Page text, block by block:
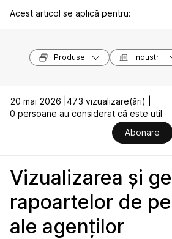
Acest articol se aplică pentru:
Produse Industrii
20 mai 2026 | 473 vizualizare(ări) |
0 persoane au considerat că este util
Abonare
Vizualizarea și
rapoartelor de
ale agenților